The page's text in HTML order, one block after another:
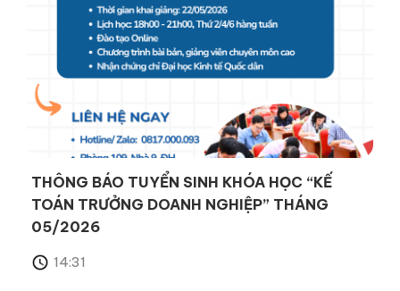
THÔNG BÁO TUYỂN SINH KHÓA HỌC “KẾ
TOÁN TRƯỞNG DOANH NGHIỆP” THÁNG
05/2026
14:31